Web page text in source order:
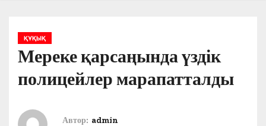
ҚҰҚЫҚ
Мереке қарсаңында үздік
полицейлер марапатталды
Автор: admin